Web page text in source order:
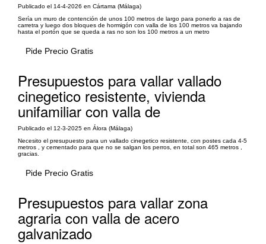
Publicado el 14-4-2026 en Cártama (Málaga)
Sería un muro de contención de unos 100 metros de largo para ponerlo a ras de
carretra y luego dos bloques de hormigón con valla de los 100 metros va bajando
hasta el portón que se queda a ras no son los 100 metros a un metro
Pide Precio Gratis
Presupuestos para vallar vallado
cinegetico resistente, vivienda
unifamiliar con valla de
Publicado el 12-3-2025 en Álora (Málaga)
Necesito el presupuesto para un vallado cinegetico resistente, con postes cada 4-5
metros , y cementado para que no se salgan los perros, en total son 465 metros ,
gracias.
Pide Precio Gratis
Presupuestos para vallar zona
agraria con valla de acero
galvanizado